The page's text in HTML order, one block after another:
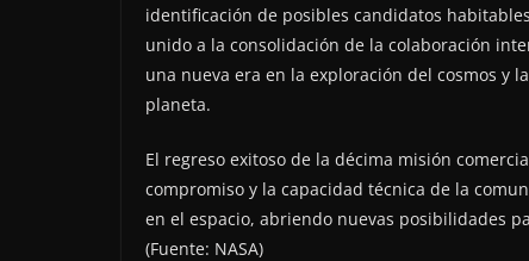
identificación de posibles candidatos
unido a la consolidación de la colaboración
una nueva era en la exploración del cosmos y
planeta.
El regreso exitoso de la décima misión
compromiso y la capacidad técnica de la
en el espacio, abriendo nuevas posibilidades
(Fuente: NASA)